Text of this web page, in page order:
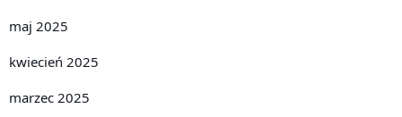
maj 2025
kwiecień 2025
marzec 2025